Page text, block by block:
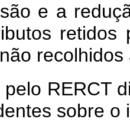
e a
pelo RERCT
sobre